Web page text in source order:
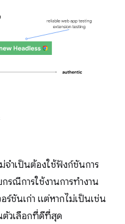
ำเป็นต้องใช้ฟังก์ชันการ
รณีการใช้งานการทำงาน
ร์ชันเก่า แต่หากไม่เป็นเช่น
วเลือกที่ดีที่สุด